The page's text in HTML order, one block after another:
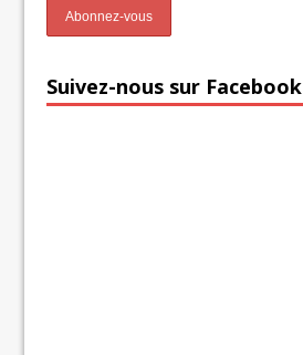
Suivez-nous sur Facebook